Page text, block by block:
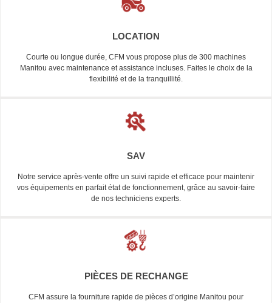
LOCATION
Courte ou longue durée, CFM vous propose plus de 300 machines
Manitou avec maintenance et assistance incluses. Faites le choix de la
flexibilité et de la tranquillité.
SAV
Notre service après-vente offre un suivi rapide et efficace pour maintenir
vos équipements en parfait état de fonctionnement, grâce au savoir-faire
de nos techniciens experts.
PIÈCES DE RECHANGE
CFM assure la fourniture rapide de pièces d’origine Manitou pour